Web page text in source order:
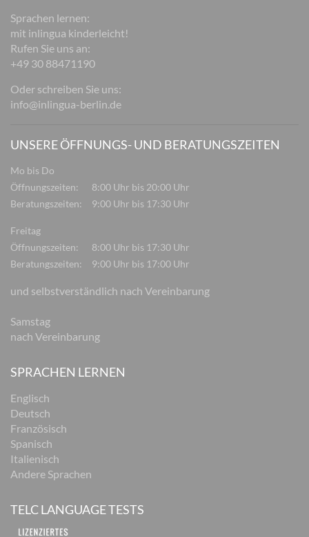
Sprachen lernen:
mit inlingua kinderleicht!
Rufen Sie uns an:
+49 30 88471190
Oder schreiben Sie uns:
info@inlingua-berlin.de
UNSERE ÖFFNUNGS- UND BERATUNGSZEITEN
Mo bis Do
Öffnungszeiten:
8:00 Uhr bis 20:00 Uhr
Beratungszeiten:
9:00 Uhr bis 17:30 Uhr
Freitag
Öffnungszeiten:
8:00 Uhr bis 17:30 Uhr
Beratungszeiten:
9:00 Uhr bis 17:00 Uhr
und selbstverständlich nach Vereinbarung
Samstag
nach Vereinbarung
SPRACHEN LERNEN
Englisch
Deutsch
Französisch
Spanisch
Italienisch
Andere Sprachen
TELC LANGUAGE TESTS